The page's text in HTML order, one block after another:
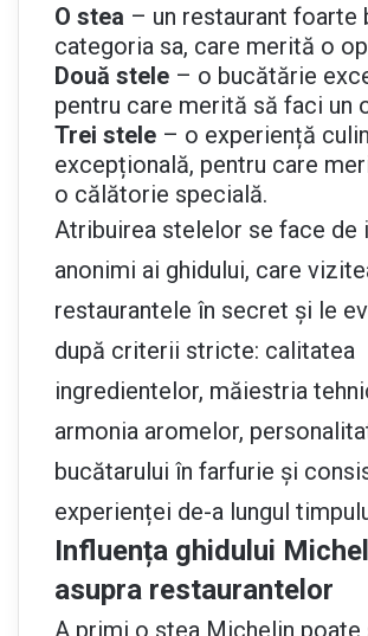
O stea – un restaurant foarte
categoria sa, care merită o
Două stele – o bucătărie
pentru care merită să faci un
Trei stele – o experiență
excepțională, pentru care
o călătorie specială.
Atribuirea stelelor se face de
anonimi ai ghidului, care
restaurantele în secret și le
după criterii stricte: calitatea
ingredientelor, măiestria
armonia aromelor,
bucătarului în farfurie și
experienței de-a lungul
Influența ghidului
asupra restaurantelor
A primi o stea Michelin poate